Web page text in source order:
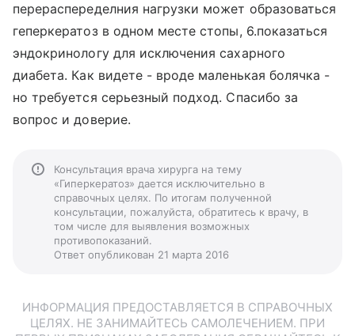
перераспеределния нагрузки может образоваться
геперкератоз в одном месте стопы, 6.показаться
эндокринологу для исключения сахарного
диабета. Как видете - вроде маленькая болячка -
но требуется серьезный подход. Спасибо за
вопрос и доверие.
Консультация врача хирурга на тему
«Гиперкератоз» дается исключительно в
справочных целях. По итогам полученной
консультации, пожалуйста, обратитесь к врачу, в
том числе для выявления возможных
противопоказаний.
Ответ опубликован 21 марта 2016
ИНФОРМАЦИЯ ПРЕДОСТАВЛЯЕТСЯ В СПРАВОЧНЫХ
ЦЕЛЯХ. НЕ ЗАНИМАЙТЕСЬ САМОЛЕЧЕНИЕМ. ПРИ